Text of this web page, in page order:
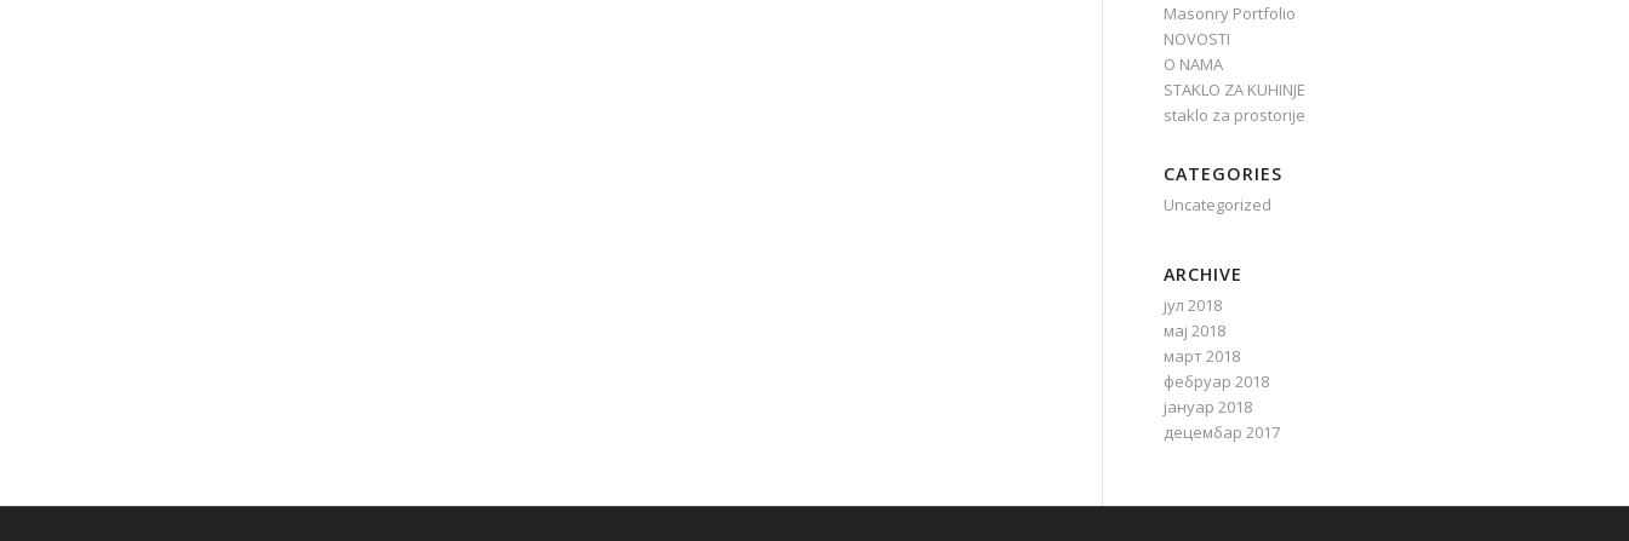
Masonry Portfolio
NOVOSTI
O NAMA
STAKLO ZA KUHINJE
staklo za prostorije
CATEGORIES
Uncategorized
ARCHIVE
јул 2018
мај 2018
март 2018
фебруар 2018
јануар 2018
децембар 2017